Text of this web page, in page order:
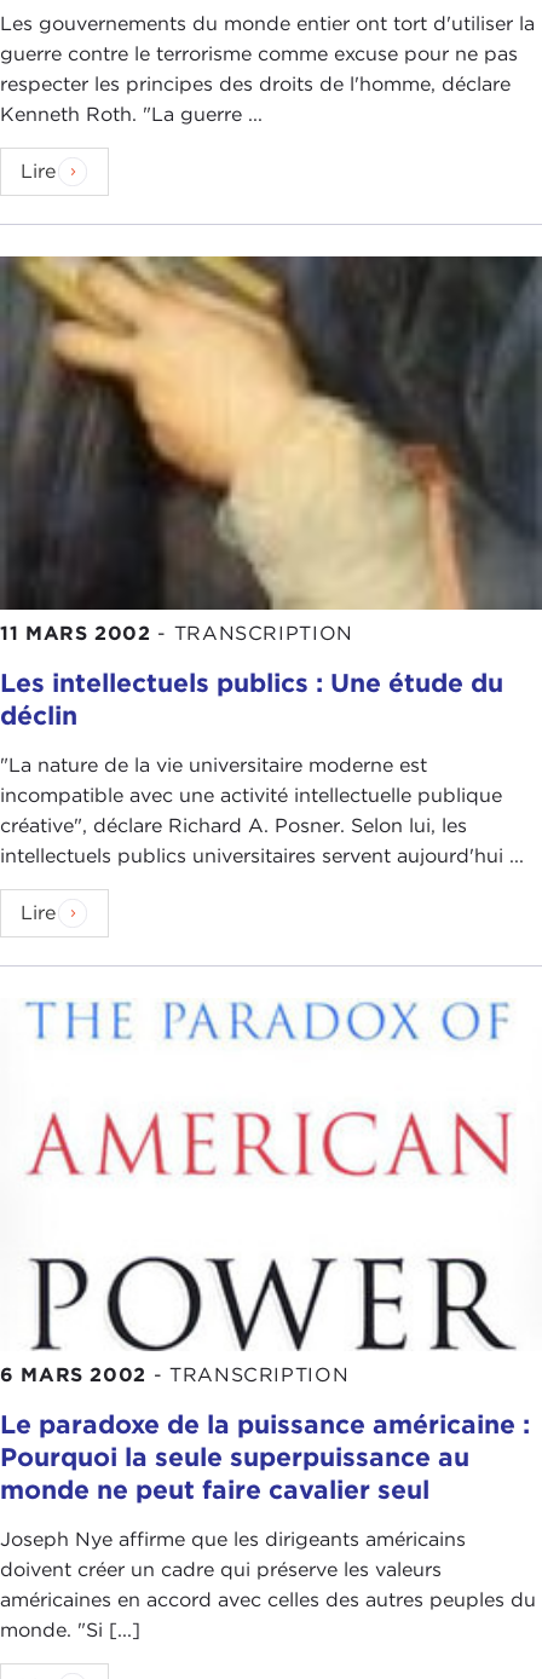
Les gouvernements du monde entier ont tort d'utiliser la
guerre contre le terrorisme comme excuse pour ne pas
respecter les principes des droits de l'homme, déclare
Kenneth Roth. "La guerre ...
Lire
11 MARS 2002 - TRANSCRIPTION
Les intellectuels publics : Une étude du
déclin
"La nature de la vie universitaire moderne est
incompatible avec une activité intellectuelle publique
créative", déclare Richard A. Posner. Selon lui, les
intellectuels publics universitaires servent aujourd'hui ...
Lire
6 MARS 2002 - TRANSCRIPTION
Le paradoxe de la puissance américaine :
Pourquoi la seule superpuissance au
monde ne peut faire cavalier seul
Joseph Nye affirme que les dirigeants américains
doivent créer un cadre qui préserve les valeurs
américaines en accord avec celles des autres peuples du
monde. "Si [...]